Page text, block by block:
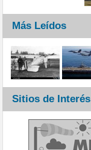
Más Leídos
Sitios de Interés